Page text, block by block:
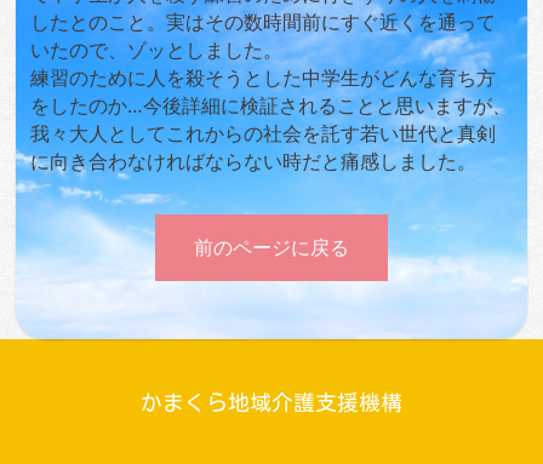
したとのこと。実はその数時間前にすぐ近くを通って
いたので、ゾッとしました。
練習のために人を殺そうとした中学生がどんな育ち方
をしたのか…今後詳細に検証されることと思いますが、
我々大人としてこれからの社会を託す若い世代と真剣
に向き合わなければならない時だと痛感しました。
前のページに戻る
かまくら地域介護支援機構